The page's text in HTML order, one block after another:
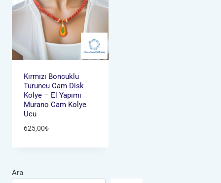
Kırmızı Boncuklu
Turuncu Cam Disk
Kolye – El Yapımı
Murano Cam Kolye
Ucu
625,00₺
Ara